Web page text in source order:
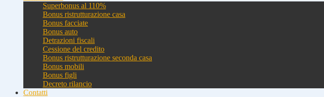
Superbonus al 110%
Bonus ristrutturazione casa
Bonus facciate
Bonus auto
Detrazioni fiscali
Cessione del credito
Bonus ristrutturazione seconda casa
Bonus mobili
Bonus figli
Decreto rilancio
Contatti